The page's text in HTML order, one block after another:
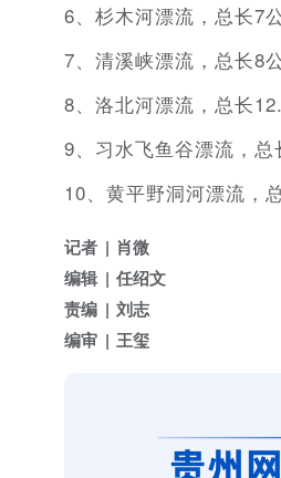
6、杉木河漂流，总长7
7、清溪峡漂流，总长8
8、洛北河漂流，总长
9、习水飞鱼谷漂流，总
10、黄平野洞河漂流，
记者
肖微
编辑
任绍文
责编
刘志
编审
王玺